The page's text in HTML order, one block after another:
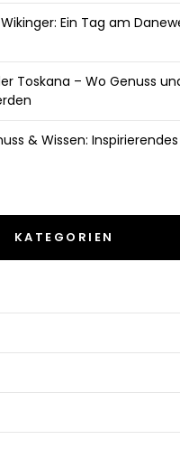
Ein Tag am
Toskana – Wo Genuss
& Wissen:
KATEGORIEN